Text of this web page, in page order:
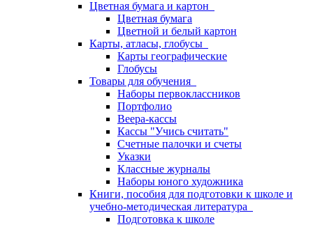
Цветная бумага и картон
Цветная бумага
Цветной и белый картон
Карты, атласы, глобусы
Карты географические
Глобусы
Товары для обучения
Наборы первоклассников
Портфолио
Веера-кассы
Кассы "Учись считать"
Счетные палочки и счеты
Указки
Классные журналы
Наборы юного художника
Книги, пособия для подготовки к школе и
учебно-методическая литература
Подготовка к школе